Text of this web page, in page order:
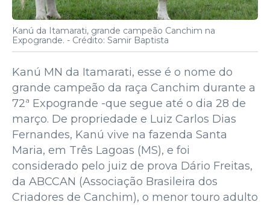
Kanú da Itamarati, grande campeão Canchim na
Expogrande. - Crédito: Samir Baptista
Kanú MN da Itamarati, esse é o nome do
grande campeão da raça Canchim durante a
72ª Expogrande -que segue até o dia 28 de
março. De propriedade e Luiz Carlos Dias
Fernandes, Kanú vive na fazenda Santa
Maria, em Três Lagoas (MS), e foi
considerado pelo juiz de prova Dário Freitas,
da ABCCAN (Associação Brasileira dos
Criadores de Canchim), o menor touro adulto